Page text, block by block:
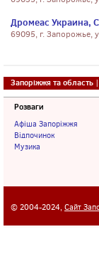
Дромеас Украина,
69095, г. Запорожье,
Запоріжжя та область |
Розваги
Афіша Запоріжжя
Відпочинок
Музика
© 2004-2024, Сайт